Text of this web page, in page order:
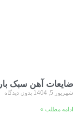
ضایعات آهن سبک بار
شهریور 5, 1404 بدون دیدگاه
ادامه مطلب »